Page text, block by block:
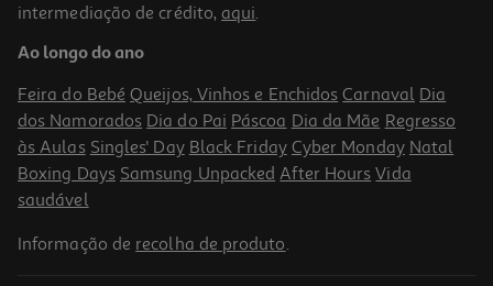
Ração Para Gato Purina One Senior 11+ Com Frango 800g
7.49 €/Kg
5,99 €
intermediação de crédito, aqui.
Ao longo do ano
Feira do Bebé Queijos, Vinhos e Enchidos Carnaval Dia
dos Namorados Dia do Pai Páscoa Dia da Mãe Regresso
às Aulas Singles' Day Black Friday Cyber Monday Natal
Boxing Days Samsung Unpacked After Hours Vida
saudável
Informação de recolha de produto.